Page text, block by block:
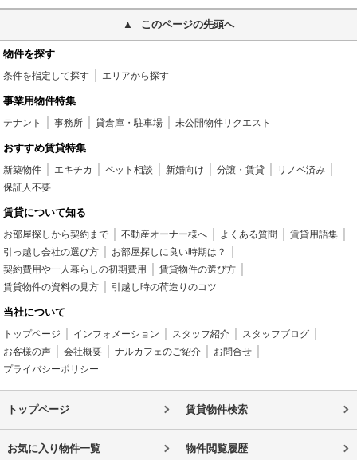
このページの先頭へ
物件を探す
条件を指定して探す エリアから探す
事業用物件特集
テナント 事務所 貸倉庫・駐車場 未公開物件リクエスト
おすすめ賃貸特集
新築物件 エキチカ ペット相談 新婚向け 分譲・賃貸
リノベ済み
保証人不要
賃貸について知る
お部屋探しから契約まで 不動産オーナー様へ よくある質問
賃貸用語集
引っ越し会社の選び方
お部屋探しに良い時期は？
契約費用や一人暮らしの初期費用
賃貸物件の選び方
賃貸物件の資料の見方
引越し時の荷造りのコツ
当社について
トップページ インフォメーション スタッフ紹介
スタッフブログ
お客様の声
会社概要 ナルカフェのご紹介
お問合せ
プライバシーポリシー
トップページ 賃貸物件検索
お気に入り物件一覧 物件閲覧履歴